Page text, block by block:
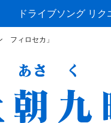
ドライブソング リク
フィロセカ」